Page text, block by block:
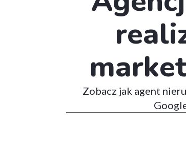
Zobacz jak agent